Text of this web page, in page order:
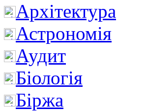
Архітектура
Астрономія
Аудит
Біологія
Біржа